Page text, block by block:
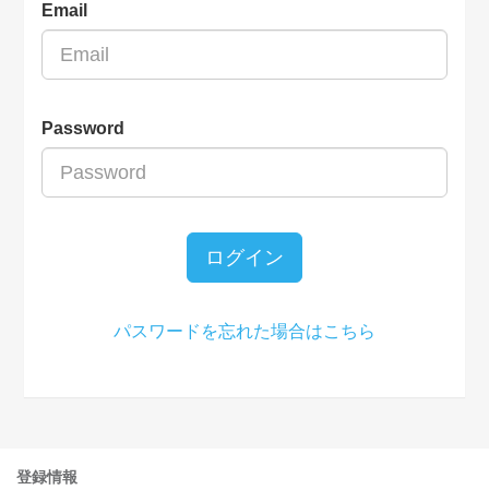
Email
Password
ログイン
パスワードを忘れた場合はこちら
登録情報